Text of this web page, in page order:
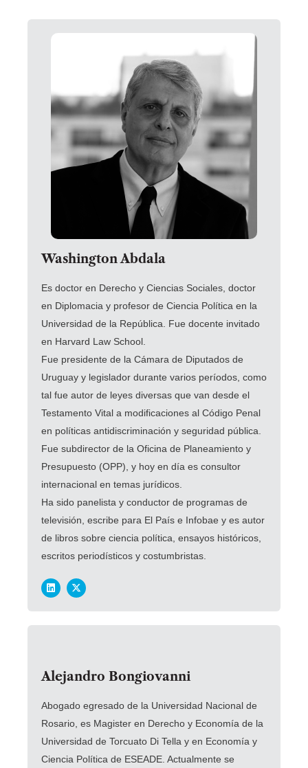
Washington Abdala
Es doctor en Derecho y Ciencias Sociales, doctor
en Diplomacia y profesor de Ciencia Política en la
Universidad de la República. Fue docente invitado
en Harvard Law School.
Fue presidente de la Cámara de Diputados de
Uruguay y legislador durante varios períodos, como
tal fue autor de leyes diversas que van desde el
Testamento Vital a modificaciones al Código Penal
en políticas antidiscriminación y seguridad pública.
Fue subdirector de la Oficina de Planeamiento y
Presupuesto (OPP), y hoy en día es consultor
internacional en temas jurídicos.
Ha sido panelista y conductor de programas de
televisión, escribe para El País e Infobae y es autor
de libros sobre ciencia política, ensayos históricos,
escritos periodísticos y costumbristas.
Alejandro Bongiovanni
Abogado egresado de la Universidad Nacional de
Rosario, es Magister en Derecho y Economía de la
Universidad de Torcuato Di Tella y en Economía y
Ciencia Política de ESEADE. Actualmente se